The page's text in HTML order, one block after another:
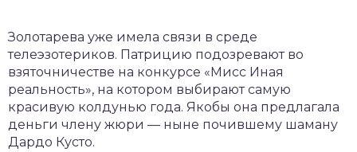
Золотарева уже имела связи в среде
телеэзотериков. Патрицию подозревают во
взяточничестве на конкурсе «Мисс Иная
реальность», на котором выбирают самую
красивую колдунью года. Якобы она предлагала
деньги члену жюри — ныне почившему шаману
Дардо Кусто.